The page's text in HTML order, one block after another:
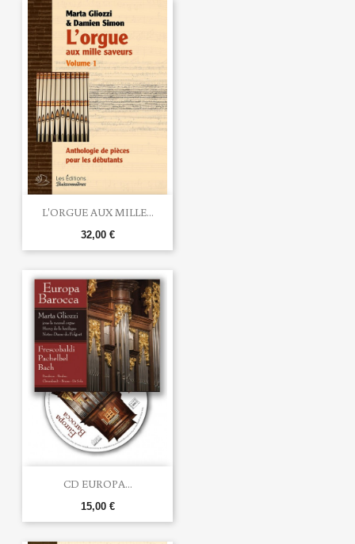
L'ORGUE AUX MILLE...
32,00 €
CD EUROPA...
15,00 €